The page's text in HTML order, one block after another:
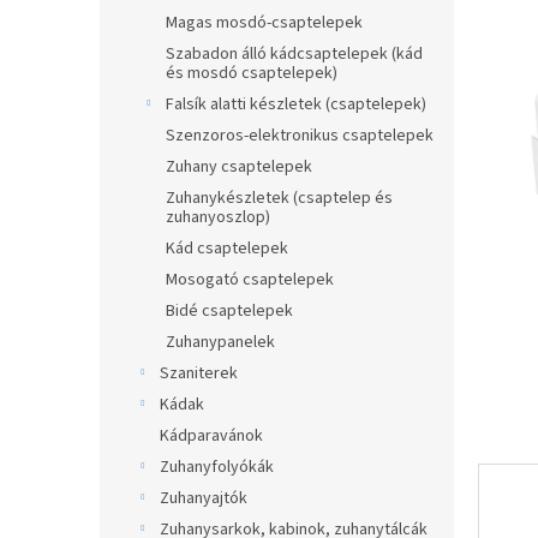
Magas mosdó-csaptelepek
Szabadon álló kádcsaptelepek (kád
és mosdó csaptelepek)
Falsík alatti készletek (csaptelepek)
Szenzoros-elektronikus csaptelepek
Zuhany csaptelepek
Zuhanykészletek (csaptelep és
zuhanyoszlop)
Kád csaptelepek
Mosogató csaptelepek
Bidé csaptelepek
Zuhanypanelek
Szaniterek
Kádak
Kádparavánok
Zuhanyfolyókák
Zuhanyajtók
Zuhanysarkok, kabinok, zuhanytálcák